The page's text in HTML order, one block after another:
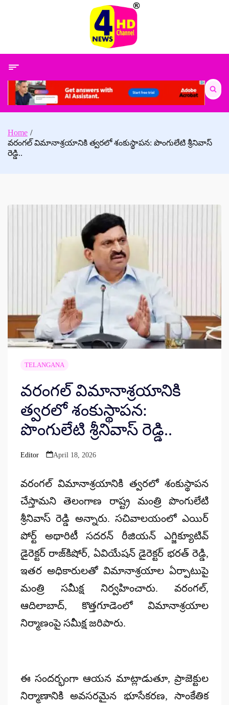
Search
for:
Home
వరంగల్ విమానాశ్రయానికి త్వరలో శంకుస్థాపన: పొంగులేటి శ్రీనివాస్
రెడ్డి..
TELANGANA
వరంగల్ విమానాశ్రయానికి
త్వరలో శంకుస్థాపన:
పొంగులేటి శ్రీనివాస్ రెడ్డి..
Posted
Editor April 18, 2026
వరంగల్ విమానాశ్రయానికి త్వరలో శంకుస్థాపన
చేస్తామని తెలంగాణ రాష్ట్ర మంత్రి పొంగులేటి
శ్రీనివాస్ రెడ్డి అన్నారు. సచివాలయంలో ఎయిర్
పోర్ట్ అథారిటీ సదరన్ రీజియన్ ఎగ్జిక్యూటివ్
డైరెక్టర్ రాజ్‌కిషోర్, ఏవియేషన్ డైరెక్టర్ భరత్ రెడ్డి,
ఇతర అధికారులతో విమానాశ్రయాల ఏర్పాటుపై
మంత్రి సమీక్ష నిర్వహించారు. వరంగల్,
ఆదిలాబాద్, కొత్తగూడెంలో విమానాశ్రయాల
నిర్మాణంపై సమీక్ష జరిపారు.
ఈ సందర్భంగా ఆయన మాట్లాడుతూ, ప్రాజెక్టుల
నిర్మాణానికి అవసరమైన భూసేకరణ, సాంకేతిక